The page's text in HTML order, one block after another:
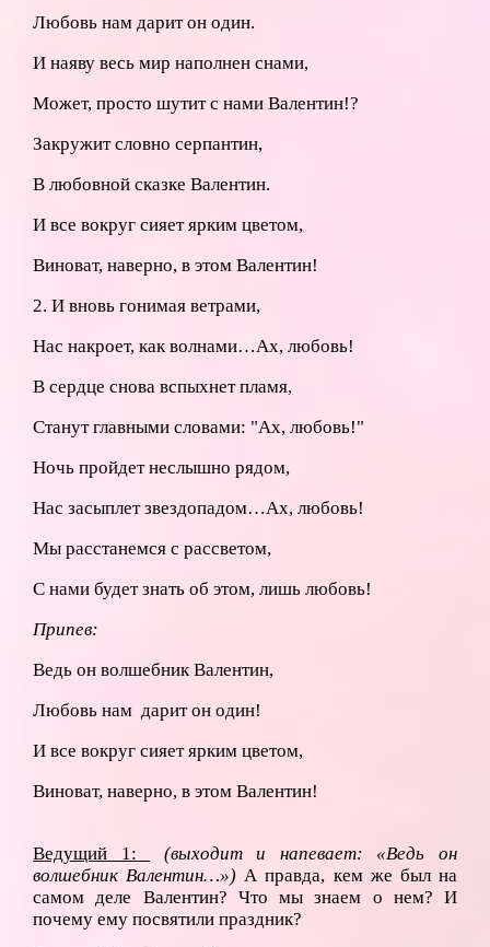
Любовь нам дарит он один.
И наяву весь мир наполнен снами,
Может, просто шутит с нами Валентин!?
Закружит словно серпантин,
В любовной сказке Валентин.
И все вокруг сияет ярким цветом,
Виноват, наверно, в этом Валентин!
2. И вновь гонимая ветрами,
Нас накроет, как волнами…Ах, любовь!
В сердце снова вспыхнет пламя,
Станут главными словами: "Ах, любовь!"
Ночь пройдет неслышно рядом,
Нас засыплет звездопадом…Ах, любовь!
Мы расстанемся с рассветом,
С нами будет знать об этом, лишь любовь!
Припев:
Ведь он волшебник Валентин,
Любовь нам дарит он один!
И все вокруг сияет ярким цветом,
Виноват, наверно, в этом Валентин!
Ведущий 1:
(выходит и напевает: «Ведь он
волшебник Валентин…») А правда, кем же был на
самом деле Валентин? Что мы знаем о нем? И
почему ему посвятили праздник?